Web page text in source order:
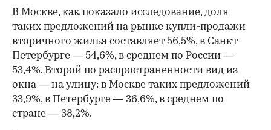
В Москве, как показало исследование, доля
таких предложений на рынке купли-продажи
вторичного жилья составляет 56,5%, в Санкт-
Петербурге — 54,6%, в среднем по России —
53,4%. Второй по распространенности вид из
окна — на улицу: в Москве таких предложений
33,9%, в Петербурге — 36,6%, в среднем по
стране — 38,2%.